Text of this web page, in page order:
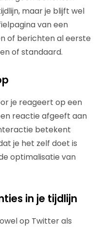
maar je blijft wel
van een
of berichten al eerste
of standaard.
je reageert op een
reactie afgeeft aan
betekent
je het zelf doet is
optimalisatie van
in je tijdlijn
op Twitter als